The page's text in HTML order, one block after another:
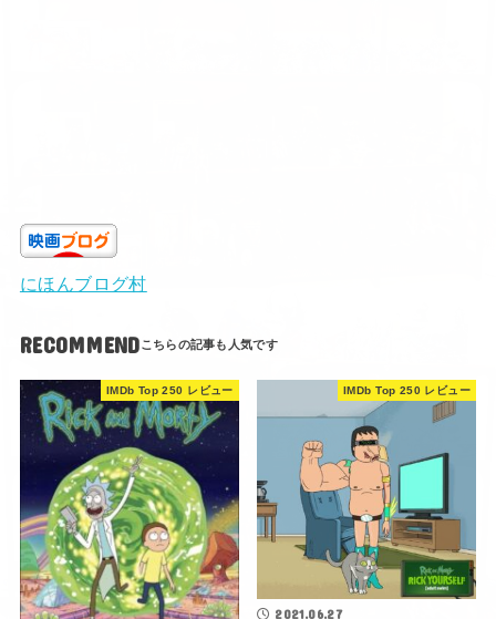
にほんブログ村
RECOMMEND
IMDb Top 250 レビュー IMDb Top 250 レビュー
2021.06.27